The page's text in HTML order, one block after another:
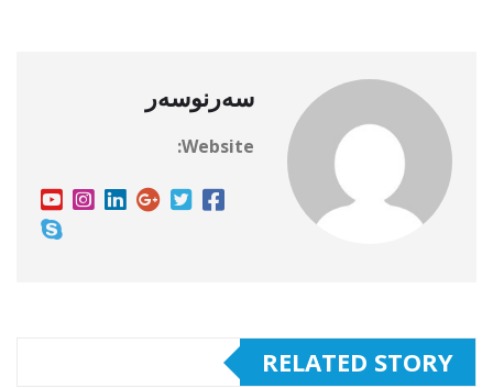
سەرنوسەر
Website:
RELATED STORY